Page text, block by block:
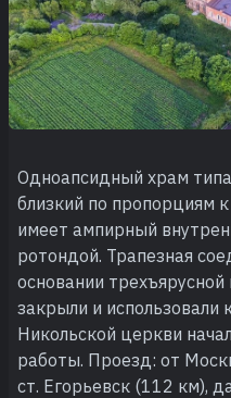
Одноапсидный храм
близкий по пропорциям
имеет ампирный
ротондой. Трапезная
основании
закрыли и использовали
Никольской церкви
работы. Проезд: от
ст. Егорьевск (112 км),